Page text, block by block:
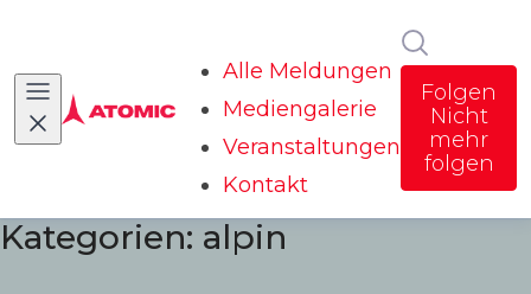
Alle Meldungen
Mediengalerie
Veranstaltungen
Kontakt
Folgen
Nicht
mehr
folgen
Kategorien: alpin